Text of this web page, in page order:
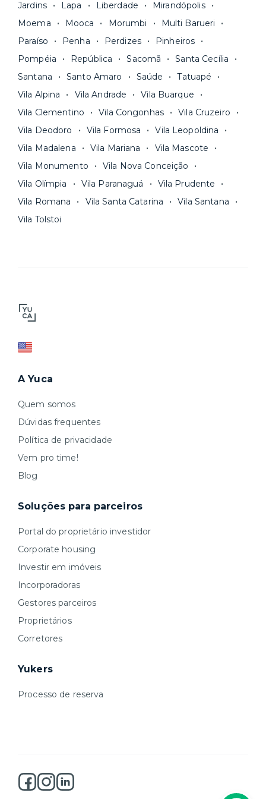
Jardins
Lapa Liberdade
Mirandópolis
Moema
Mooca Morumbi
Multi Barueri
Paraíso
Penha Perdizes
Pinheiros
Pompéia
República Sacomã
Santa Cecília
Santana
Santo Amaro Saúde
Tatuapé
Vila Alpina
Vila Andrade
Vila Buarque
Vila Clementino
Vila Congonhas
Vila Cruzeiro
Vila Deodoro
Vila Formosa
Vila Leopoldina
Vila Madalena
Vila Mariana
Vila Mascote
Vila Monumento
Vila Nova Conceição
Vila Olímpia
Vila Paranaguá
Vila Prudente
Vila Romana
Vila Santa Catarina
Vila Santana
Vila Tolstoi
A Yuca
Quem somos
Dúvidas frequentes
Política de privacidade
Vem pro time!
Blog
Soluções para parceiros
Portal do proprietário investidor
Corporate housing
Investir em imóveis
Incorporadoras
Gestores parceiros
Proprietários
Corretores
Yukers
Processo de reserva